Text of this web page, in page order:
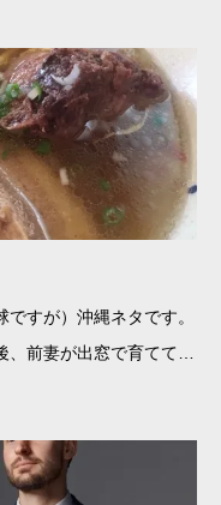
すが）沖縄ネタです。
前妻が出窓で育ててい